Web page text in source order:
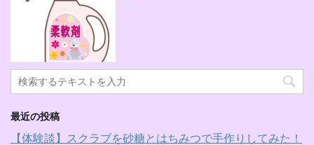
最近の投稿
【体験談】スクラブを砂糖とはちみつで手作りしてみた！